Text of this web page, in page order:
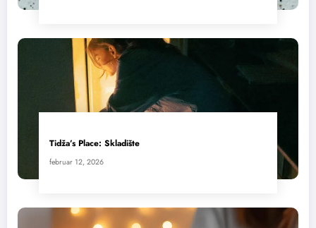
Tidža’s Place: Skladište
februar 12, 2026